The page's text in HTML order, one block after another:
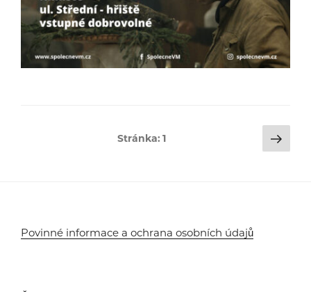
Stránka:1
Povinné informace a ochrana osobních údajů